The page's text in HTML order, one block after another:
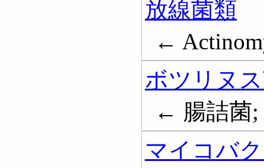
放線菌類
←
ボツリヌ
← 腸詰菌;
マイコバ